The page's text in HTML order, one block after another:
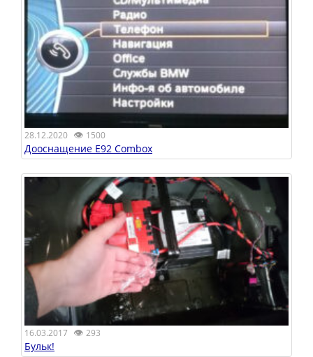
28.12.2020 👁 1500
Дооснащение E92 Combox
16.03.2017 👁 293
Бульк!